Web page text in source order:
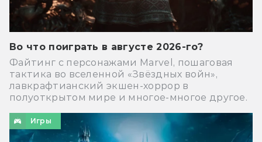
Во что поиграть в августе 2026-го?
Файтинг с персонажами Marvel, пошаговая
тактика во вселенной «Звёздных войн»,
лавкрафтианский экшен-хоррор в
полуоткрытом мире и многое-многое другое.
Игры